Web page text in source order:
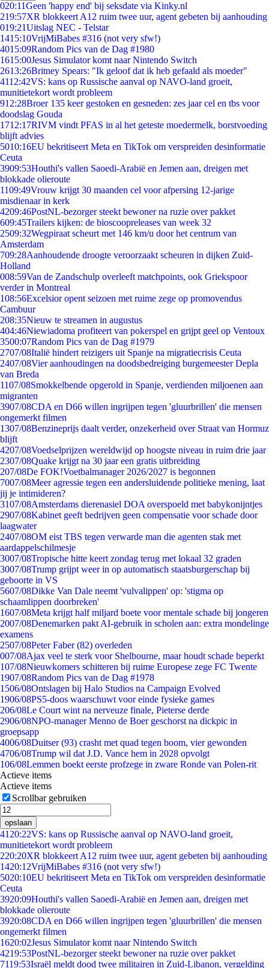
020:11Geen 'happy end' bij seksdate via Kinky.nl
219:57XR blokkeert A12 ruim twee uur, agent gebeten bij aanhouding
019:21Uitslag NEC - Telstar
1415:10VrijMiBabes #316 (not very sfw!)
4015:09Random Pics van de Dag #1980
1615:00Jesus Simulator komt naar Nintendo Switch
2613:26Britney Spears: "Ik geloof dat ik heb gefaald als moeder"
4112:42VS: kans op Russische aanval op NAVO-land groeit,
munitietekort wordt probleem
912:28Broer 135 keer gestoken en gesneden: zes jaar cel en tbs voor
doodslag Gouda
1712:17RIVM vindt PFAS in al het geteste moedermelk, borstvoeding
blijft advies
5010:16EU bekritiseert Meta en TikTok om verspreiden desinformatie
Ceuta
3909:53Houthi's vallen Saoedi-Arabië en Jemen aan, dreigen met
blokkade olieroute
1109:49Vrouw krijgt 30 maanden cel voor afpersing 12-jarige
misdienaar in kerk
4209:46PostNL-bezorger steekt bewoner na ruzie over pakket
609:45Trailers kijken: de bioscoopreleases van week 32
2509:32Wegpiraat scheurt met 146 km/u door het centrum van
Amsterdam
709:28Aanhoudende droogte veroorzaakt scheuren in dijken Zuid-
Holland
008:59Van de Zandschulp overleeft matchpoints, ook Griekspoor
verder in Montreal
108:56Excelsior opent seizoen met ruime zege op promovendus
Cambuur
208:35Nieuw te streamen in augustus
404:46Niewiadoma profiteert van pokerspel en grijpt geel op Ventoux
3500:07Random Pics van de Dag #1979
2707/08Italië hindert reizigers uit Spanje na migratiecrisis Ceuta
2407/08Vier aanhoudingen na doodsbedreiging burgemeester Depla
van Breda
1107/08Smokkelbende opgerold in Spanje, verdienden miljoenen aan
migranten
3907/08CDA en D66 willen ingrijpen tegen 'gluurbrillen' die mensen
ongemerkt filmen
1307/08Benzineprijs daalt verder, onzekerheid over Straat van Hormuz
blijft
4207/08Voedselprijzen wereldwijd op hoogste niveau in ruim drie jaar
2307/08Quake krijgt na 30 jaar een gratis uitbreiding
207/08De FOK!Voetbalmanager 2026/2027 is begonnen
7007/08Meer agressie tegen een andersluidende politieke mening, laat
jij je intimideren?
3107/08Amsterdams dierenasiel DOA overspoeld met babykonijntjes
2907/08Kabinet geeft bedrijven geen compensatie voor schade door
laagwater
2407/08OM eist TBS tegen verwarde man die agenten stak met
aardappelschilmesje
3007/08Tropische hitte keert zondag terug met lokaal 32 graden
3007/08Trump grijpt weer in op automatisch staatsburgerschap bij
geboorte in VS
5607/08Dikke Van Dale neemt 'vulvalippen' op: 'stigma op
schaamlippen doorbreken'
1607/08Meta krijgt half miljard boete voor mentale schade bij jongeren
2007/08Denemarken pakt AI-gebruik in scholen aan: extra mondelinge
examens
2507/08Peter Faber (82) overleden
007/08Ajax veel te sterk voor Shelbourne, maar houdt schade beperkt
107/08Nieuwkomers schitteren bij ruime Europese zege FC Twente
1907/08Random Pics van de Dag #1978
1506/08Ontslagen bij Halo Studios na Campaign Evolved
1906/08PS5-doos waarschuwt voor einde fysieke games
206/08Le Court wint na nerveuze finale, Pieterse derde
2906/08NPO-manager Menno de Boer geschorst na dickpic in
groepsapp
4006/08Duitser (93) crasht met quad tegen boom, vier gewonden
4706/08Trump wil dat J.D. Vance hem in 2028 opvolgt
106/08Lemmen boekt eerste profzege in zware Ronde van Polen-rit
Actieve items
Actieve items
Scrollbar gebruiken
opslaan
41 20:22VS: kans op Russische aanval op NAVO-land groeit,
munitietekort wordt probleem
220:20XR blokkeert A12 ruim twee uur, agent gebeten bij aanhouding
1420:12VrijMiBabes #316 (not very sfw!)
5020:10EU bekritiseert Meta en TikTok om verspreiden desinformatie
Ceuta
3920:09Houthi's vallen Saoedi-Arabië en Jemen aan, dreigen met
blokkade olieroute
3920:08CDA en D66 willen ingrijpen tegen 'gluurbrillen' die mensen
ongemerkt filmen
1620:02Jesus Simulator komt naar Nintendo Switch
4219:53PostNL-bezorger steekt bewoner na ruzie over pakket
7119:53Israël meldt dood twee militairen in Zuid-Libanon, vergelding